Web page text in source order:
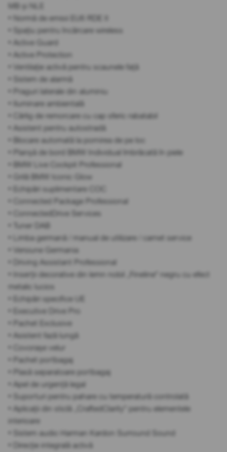
MB și NLE
• Normă de emisii EU6 RDE II
• Spațiu pentru încărcare wireless
• Active Guard
• Active Protection
• Ventilație activă pentru scaunele față
• Sistem de alarmă
• Praguri laterale din aluminiu
• Iluminare ambientală
• Cârlig de remorcare cu cap sferic rabatabil
• Asistent pentru autostradă
• Blocare automată la pornirea de pe loc
• Planșă de bord BMW Individual îmbrăcată în piele
• BMW Live Cockpit Professional
• Grilă BMW Iconic Glow
• Echipări suplimentare COC
• Connected Package Professional
• ConnectedDrive Services
• Tuner DAB
• Limba germană / manual de utilizare / carnet service
• Versiune Germania
• Driving Assistant Professional
• Inserții decorative din lemn nobil „Fineline” negru cu efect
metalic lucios
• Echipări specifice UE
• Executive Drive Pro
• Pachet Exclusive
• Asistent fază lungă
• Covorașe velur
• Pachet portbagaj
• Plasă separatoare portbagaj
• Apel de urgență legal
• Suporturi pentru pahare cu temperatură controlată
• Aplicații din sticlă „CraftedClarity” pentru elementele
interioare
• Sistem audio Harman Kardon Surround Sound
• Direcție integrală activă